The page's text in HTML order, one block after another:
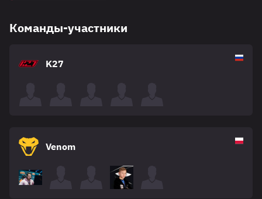
Команды-участники
K27
Venom